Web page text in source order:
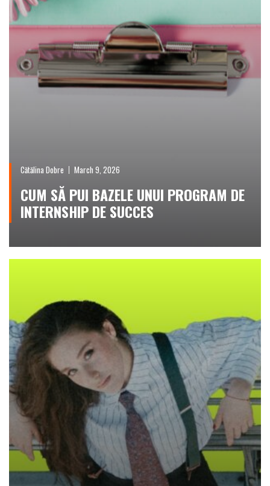
Cătălina Dobre March 9, 2026
CUM SĂ PUI BAZELE UNUI PROGRAM DE
INTERNSHIP DE SUCCES